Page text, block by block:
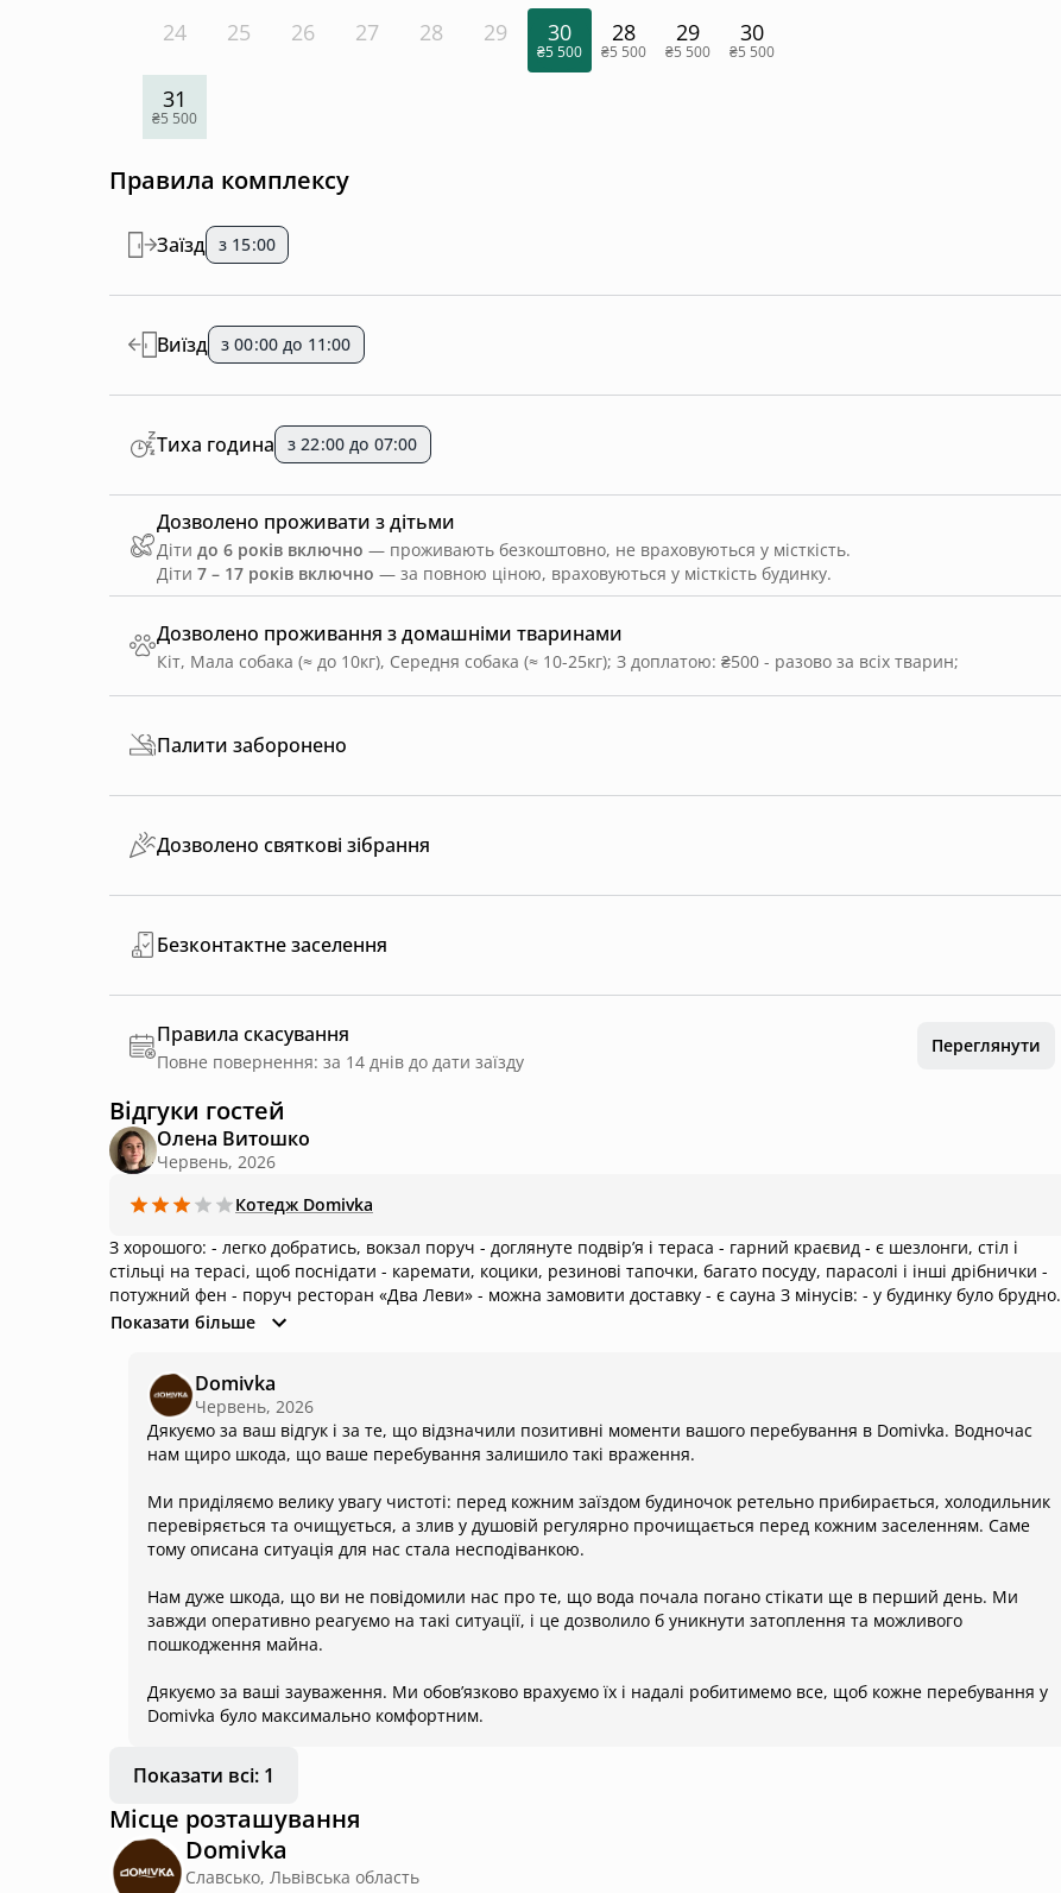
24 25 26 27 28 29 30
₴5 500
31
₴5 500
28
₴5 500
29
₴5 500
30
₴5 500
Правила комплексу
Дозволено проживання з домашніми тваринами
Кіт, Мала собака (≈ до 10кг), Середня собака (≈ 10-25кг); З доплатою: ₴500 - разово за всіх тварин;
Заїзд з 15:00
Виїзд з 00:00 до 11:00
Дозволено проживати з дітьми
Діти до 6 років включно — проживають безкоштовно, не враховуються у місткість.
Діти 7 – 17 років включно — за повною ціною, враховуються у місткість будинку.
Тиха година з 22:00 до 07:00
Палити заборонено
Дозволено святкові зібрання
Безконтактне заселення
Правила скасування
Повне повернення: за 14 днів до дати заїзду
Переглянути
Відгуки гостей
Олена Витошко
Червень, 2026
Котедж Domivka
З хорошого: - легко добратись, вокзал поруч - доглянуте подвірʼя і тераса - гарний краєвид - є шезлонги, стіл і
стільці на терасі, щоб поснідати - каремати, коцики, резинові тапочки, багато посуду, парасолі і інші дрібнички -
потужний фен - поруч ресторан «Два Леви» - можна замовити доставку - є сауна З мінусів: - у будинку було брудно.
З холодильника смерділо. Рушники з плямами. Багато мертвих комах скрізь. Брудні полички і підлога. Крихти на
день. Вода дійшла до вітальні. Ми викликали власників, щоб допомогли нам зібрати воду. Було дуже багато
недоречних коментарів, на кшлалт: «А чому ви залили аж до вітальні?» (очевидно, що не спеціально, дивне
питання), «оце ви накупались» (так, нас троє і ми миємось щодня, іноді навіть двічі, тимпаче в спеку), ну і апогеєм
стало, коли пані дістала маленький жмуток волосся і сказала: «Дєвочки, у вас волосся випадає, тому забилось.
Показати більше
Domivka
Червень, 2026
Дякуємо за ваш відгук і за те, що відзначили позитивні моменти вашого перебування в Domivka. Водночас
нам щиро шкода, що ваше перебування залишило такі враження.
Ми приділяємо велику увагу чистоті: перед кожним заїздом будиночок ретельно прибирається, холодильник
перевіряється та очищується, а злив у душовій регулярно прочищається перед кожним заселенням. Саме
тому описана ситуація для нас стала несподіванкою.
Нам дуже шкода, що ви не повідомили нас про те, що вода почала погано стікати ще в перший день. Ми
завжди оперативно реагуємо на такі ситуації, і це дозволило б уникнути затоплення та можливого
пошкодження майна.
Дякуємо за ваші зауваження. Ми обов’язково врахуємо їх і надалі робитимемо все, щоб кожне перебування у
Domivka було максимально комфортним.
Показати всі: 1
Місце розташування
Domivka
Славсько, Львівська область